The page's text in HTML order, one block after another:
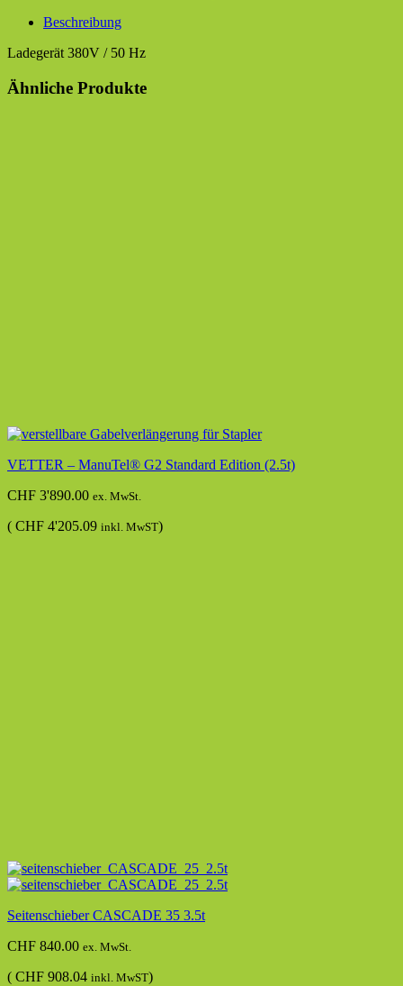
Beschreibung
Ladegerät 380V / 50 Hz
Ähnliche Produkte
VETTER – ManuTel® G2 Standard Edition (2.5t)
CHF 3'890.00 ex. MwSt.
( CHF 4'205.09 inkl. MwST)
Seitenschieber CASCADE 35 3.5t
CHF 840.00 ex. MwSt.
( CHF 908.04 inkl. MwST)